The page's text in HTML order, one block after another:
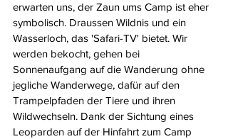
erwarten uns, der Zaun ums Camp ist eher
symbolisch. Draussen Wildnis und ein
Wasserloch, das 'Safari-TV' bietet. Wir
werden bekocht, gehen bei
Sonnenaufgang auf die Wanderung ohne
jegliche Wanderwege, dafür auf den
Trampelpfaden der Tiere und ihren
Wildwechseln. Dank der Sichtung eines
Leoparden auf der Hinfahrt zum Camp